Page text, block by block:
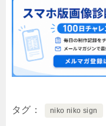
タグ niko niko sign